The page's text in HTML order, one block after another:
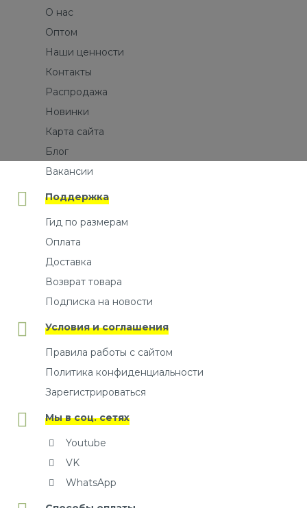
О нас
Оптом
Наши ценности
Контакты
Распродажа
Новинки
Карта сайта
Блог
Вакансии
Поддержка
Гид по размерам
Оплата
Доставка
Возврат товара
Подписка на новости
Условия и соглашения
Правила работы с сайтом
Политика конфиденциальности
Зарегистрироваться
Мы в соц. сетях
Youtube
VK
WhatsApp